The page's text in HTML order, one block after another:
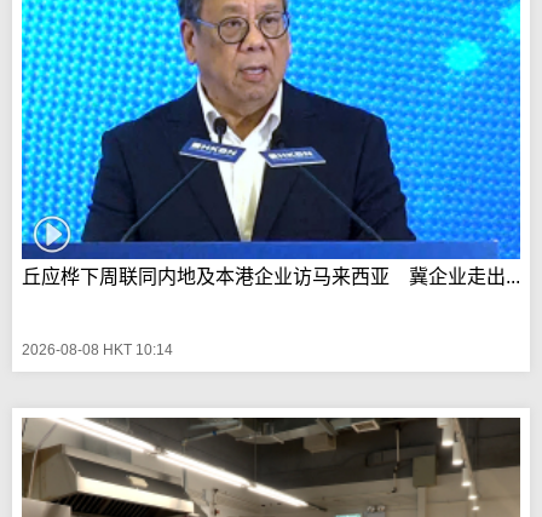
丘应桦下周联同内地及本港企业访马来西亚 冀企业走出...
2026-08-08 HKT 10:14